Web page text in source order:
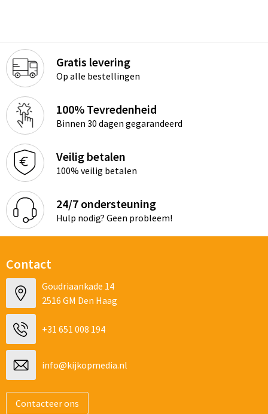
Gratis levering
Op alle bestellingen
100% Tevredenheid
Binnen 30 dagen gegarandeerd
Veilig betalen
100% veilig betalen
24/7 ondersteuning
Hulp nodig? Geen probleem!
Contact
Goudriaankade 14
2516 GM Den Haag
+31 651 008 194
info@kijkopmedia.nl
Contacteer ons